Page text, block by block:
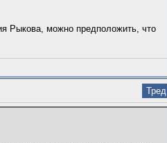
Рыкова, можно предположить, что
Тред